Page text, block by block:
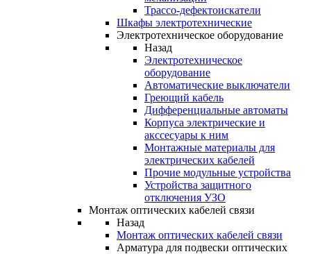
Трассо-дефектоискатели
Шкафы электротехнические
Электротехническое оборудование
Назад
Электротехническое
оборудование
Автоматические выключатели
Греющий кабель
Дифференциальные автоматы
Корпуса электрические и
акссесуары к ним
Монтажные материалы для
электрических кабелей
Прочие модульные устройства
Устройства защитного
отключения УЗО
Монтаж оптических кабелей связи
Назад
Монтаж оптических кабелей связи
Арматура для подвески оптических